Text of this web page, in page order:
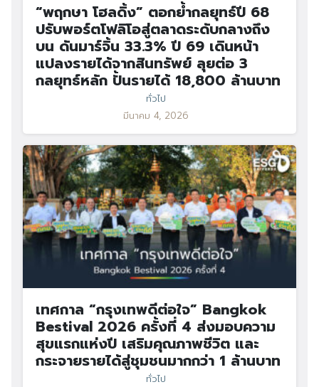
“พฤกษา โฮลดิ้ง” ตอกย้ำกลยุทธ์ปี 68
ปรับพอร์ตโฟลิโอสู่ตลาดระดับกลางถึง
บน ดันมาร์จิ้น 33.3% ปี 69 เดินหน้า
แปลงรายได้จากสินทรัพย์ ลุยต่อ 3
กลยุทธ์หลัก ปั้นรายได้ 18,800 ล้านบาท
ทั่วไป
มีนาคม 4, 2026
เทศกาล “กรุงเทพดีต่อใจ” Bangkok
Bestival 2026 ครั้งที่ 4 ส่งมอบความ
สุขแรกแห่งปี เสริมคุณภาพชีวิต และ
กระจายรายได้สู่ชุมชนมากกว่า 1 ล้านบาท
ทั่วไป